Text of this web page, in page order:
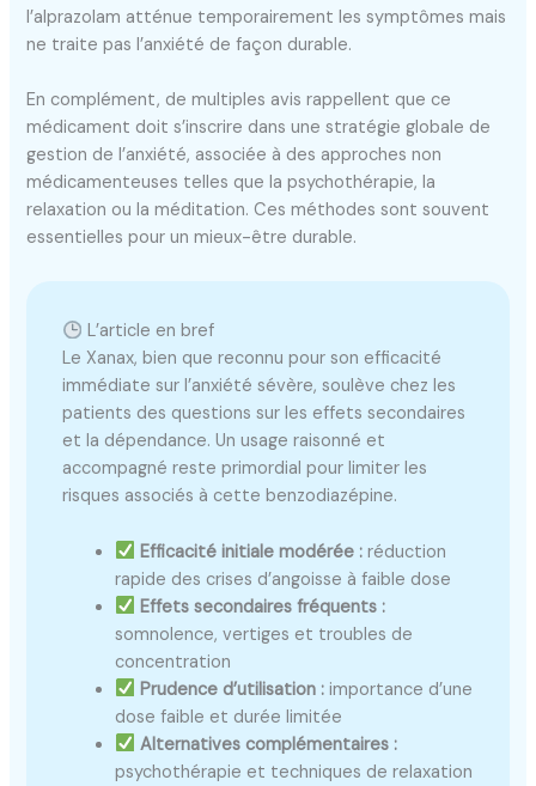
l’alprazolam atténue temporairement les symptômes mais
ne traite pas l’anxiété de façon durable.
En complément, de multiples avis rappellent que ce
médicament doit s’inscrire dans une stratégie globale de
gestion de l’anxiété, associée à des approches non
médicamenteuses telles que la psychothérapie, la
relaxation ou la méditation. Ces méthodes sont souvent
essentielles pour un mieux-être durable.
L’article en bref
Le Xanax, bien que reconnu pour son efficacité
immédiate sur l’anxiété sévère, soulève chez les
patients des questions sur les effets secondaires
et la dépendance. Un usage raisonné et
accompagné reste primordial pour limiter les
risques associés à cette benzodiazépine.
Efficacité initiale modérée :réduction
rapide des crises d’angoisse à faible dose
Effets secondaires fréquents :
somnolence, vertiges et troubles de
concentration
Prudence d’utilisation :importance d’une
dose faible et durée limitée
Alternatives complémentaires :
psychothérapie et techniques de relaxation